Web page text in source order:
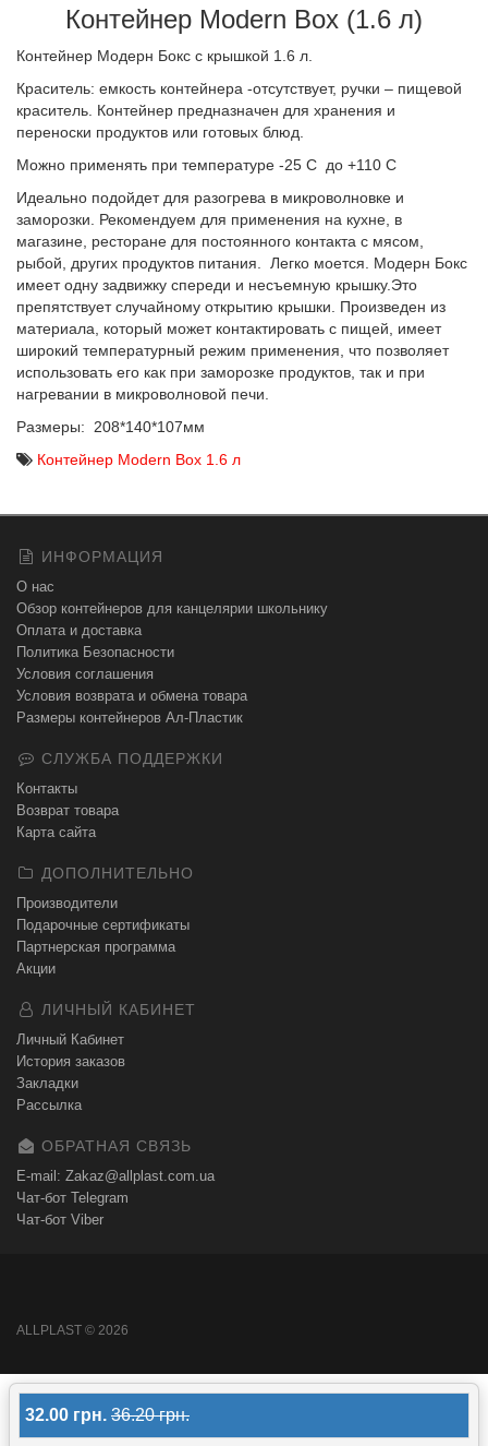
32.00 грн. 36.20 грн.
Контейнер Modern Box (1.6 л)
Контейнер Модерн Бокс с крышкой 1.6 л.
Краситель: емкость контейнера -отсутствует, ручки – пищевой
краситель. Контейнер предназначен для хранения и
переноски продуктов или готовых блюд.
Можно применять при температуре -25 С до +110 С
Идеально подойдет для разогрева в микроволновке и
заморозки. Рекомендуем для применения на кухне, в
магазине, ресторане для постоянного контакта с мясом,
рыбой, других продуктов питания. Легко моется. Модерн Бокс
имеет одну задвижку спереди и несъемную крышку.Это
препятствует случайному открытию крышки. Произведен из
материала, который может контактировать с пищей, имеет
широкий температурный режим применения, что позволяет
использовать его как при заморозке продуктов, так и при
нагревании в микроволновой печи.
Размеры: 208*140*107мм
Контейнер Modern Box 1.6 л
ИНФОРМАЦИЯ
О нас
Обзор контейнеров для канцелярии школьнику
Оплата и доставка
Политика Безопасности
Условия соглашения
Условия возврата и обмена товара
Размеры контейнеров Ал-Пластик
СЛУЖБА ПОДДЕРЖКИ
Контакты
Возврат товара
Карта сайта
ДОПОЛНИТЕЛЬНО
Производители
Подарочные сертификаты
Партнерская программа
Акции
ЛИЧНЫЙ КАБИНЕТ
Личный Кабинет
История заказов
Закладки
Рассылка
ОБРАТНАЯ СВЯЗЬ
E-mail: Zakaz@allplast.com.ua
Чат-бот Telegram
Чат-бот Viber
ALLPLAST © 2026